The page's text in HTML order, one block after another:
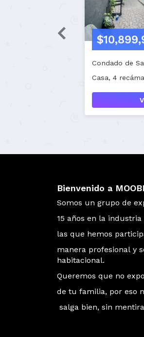
Bienvenido a
Somos un grupo de
15 años en la
las que hemos
manera profesional y
habitacional.
Queremos que no
de tu familia, por eso
salga bien, sin